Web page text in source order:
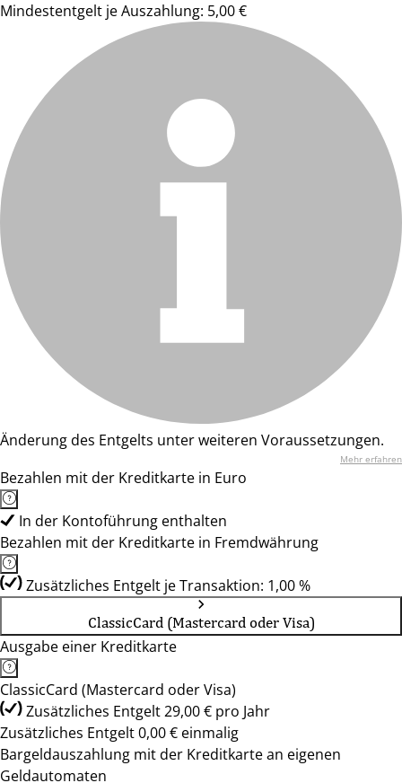
Mindestentgelt je Auszahlung: 5,00 €
Änderung des Entgelts unter weiteren Voraussetzungen.
Mehr erfahren
Bezahlen mit der Kreditkarte in Euro
In der Kontoführung enthalten
Bezahlen mit der Kreditkarte in Fremdwährung
Zusätzliches Entgelt je Transaktion: 1,00 %
ClassicCard (Mastercard oder Visa)
Ausgabe einer Kreditkarte
ClassicCard (Mastercard oder Visa)
Zusätzliches Entgelt 29,00 € pro Jahr
Zusätzliches Entgelt 0,00 € einmalig
Bargeldauszahlung mit der Kreditkarte an eigenen
Geldautomaten